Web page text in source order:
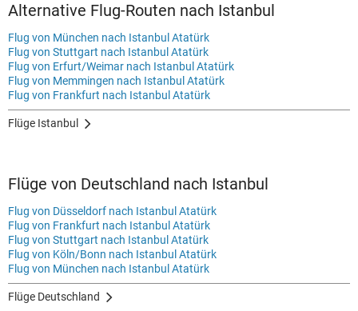
Alternative Flug-Routen nach Istanbul
Flug von München nach Istanbul Atatürk
Flug von Stuttgart nach Istanbul Atatürk
Flug von Erfurt/Weimar nach Istanbul Atatürk
Flug von Memmingen nach Istanbul Atatürk
Flug von Frankfurt nach Istanbul Atatürk
Flüge Istanbul
Flüge von Deutschland nach Istanbul
Flug von Düsseldorf nach Istanbul Atatürk
Flug von Frankfurt nach Istanbul Atatürk
Flug von Stuttgart nach Istanbul Atatürk
Flug von Köln/Bonn nach Istanbul Atatürk
Flug von München nach Istanbul Atatürk
Flüge Deutschland